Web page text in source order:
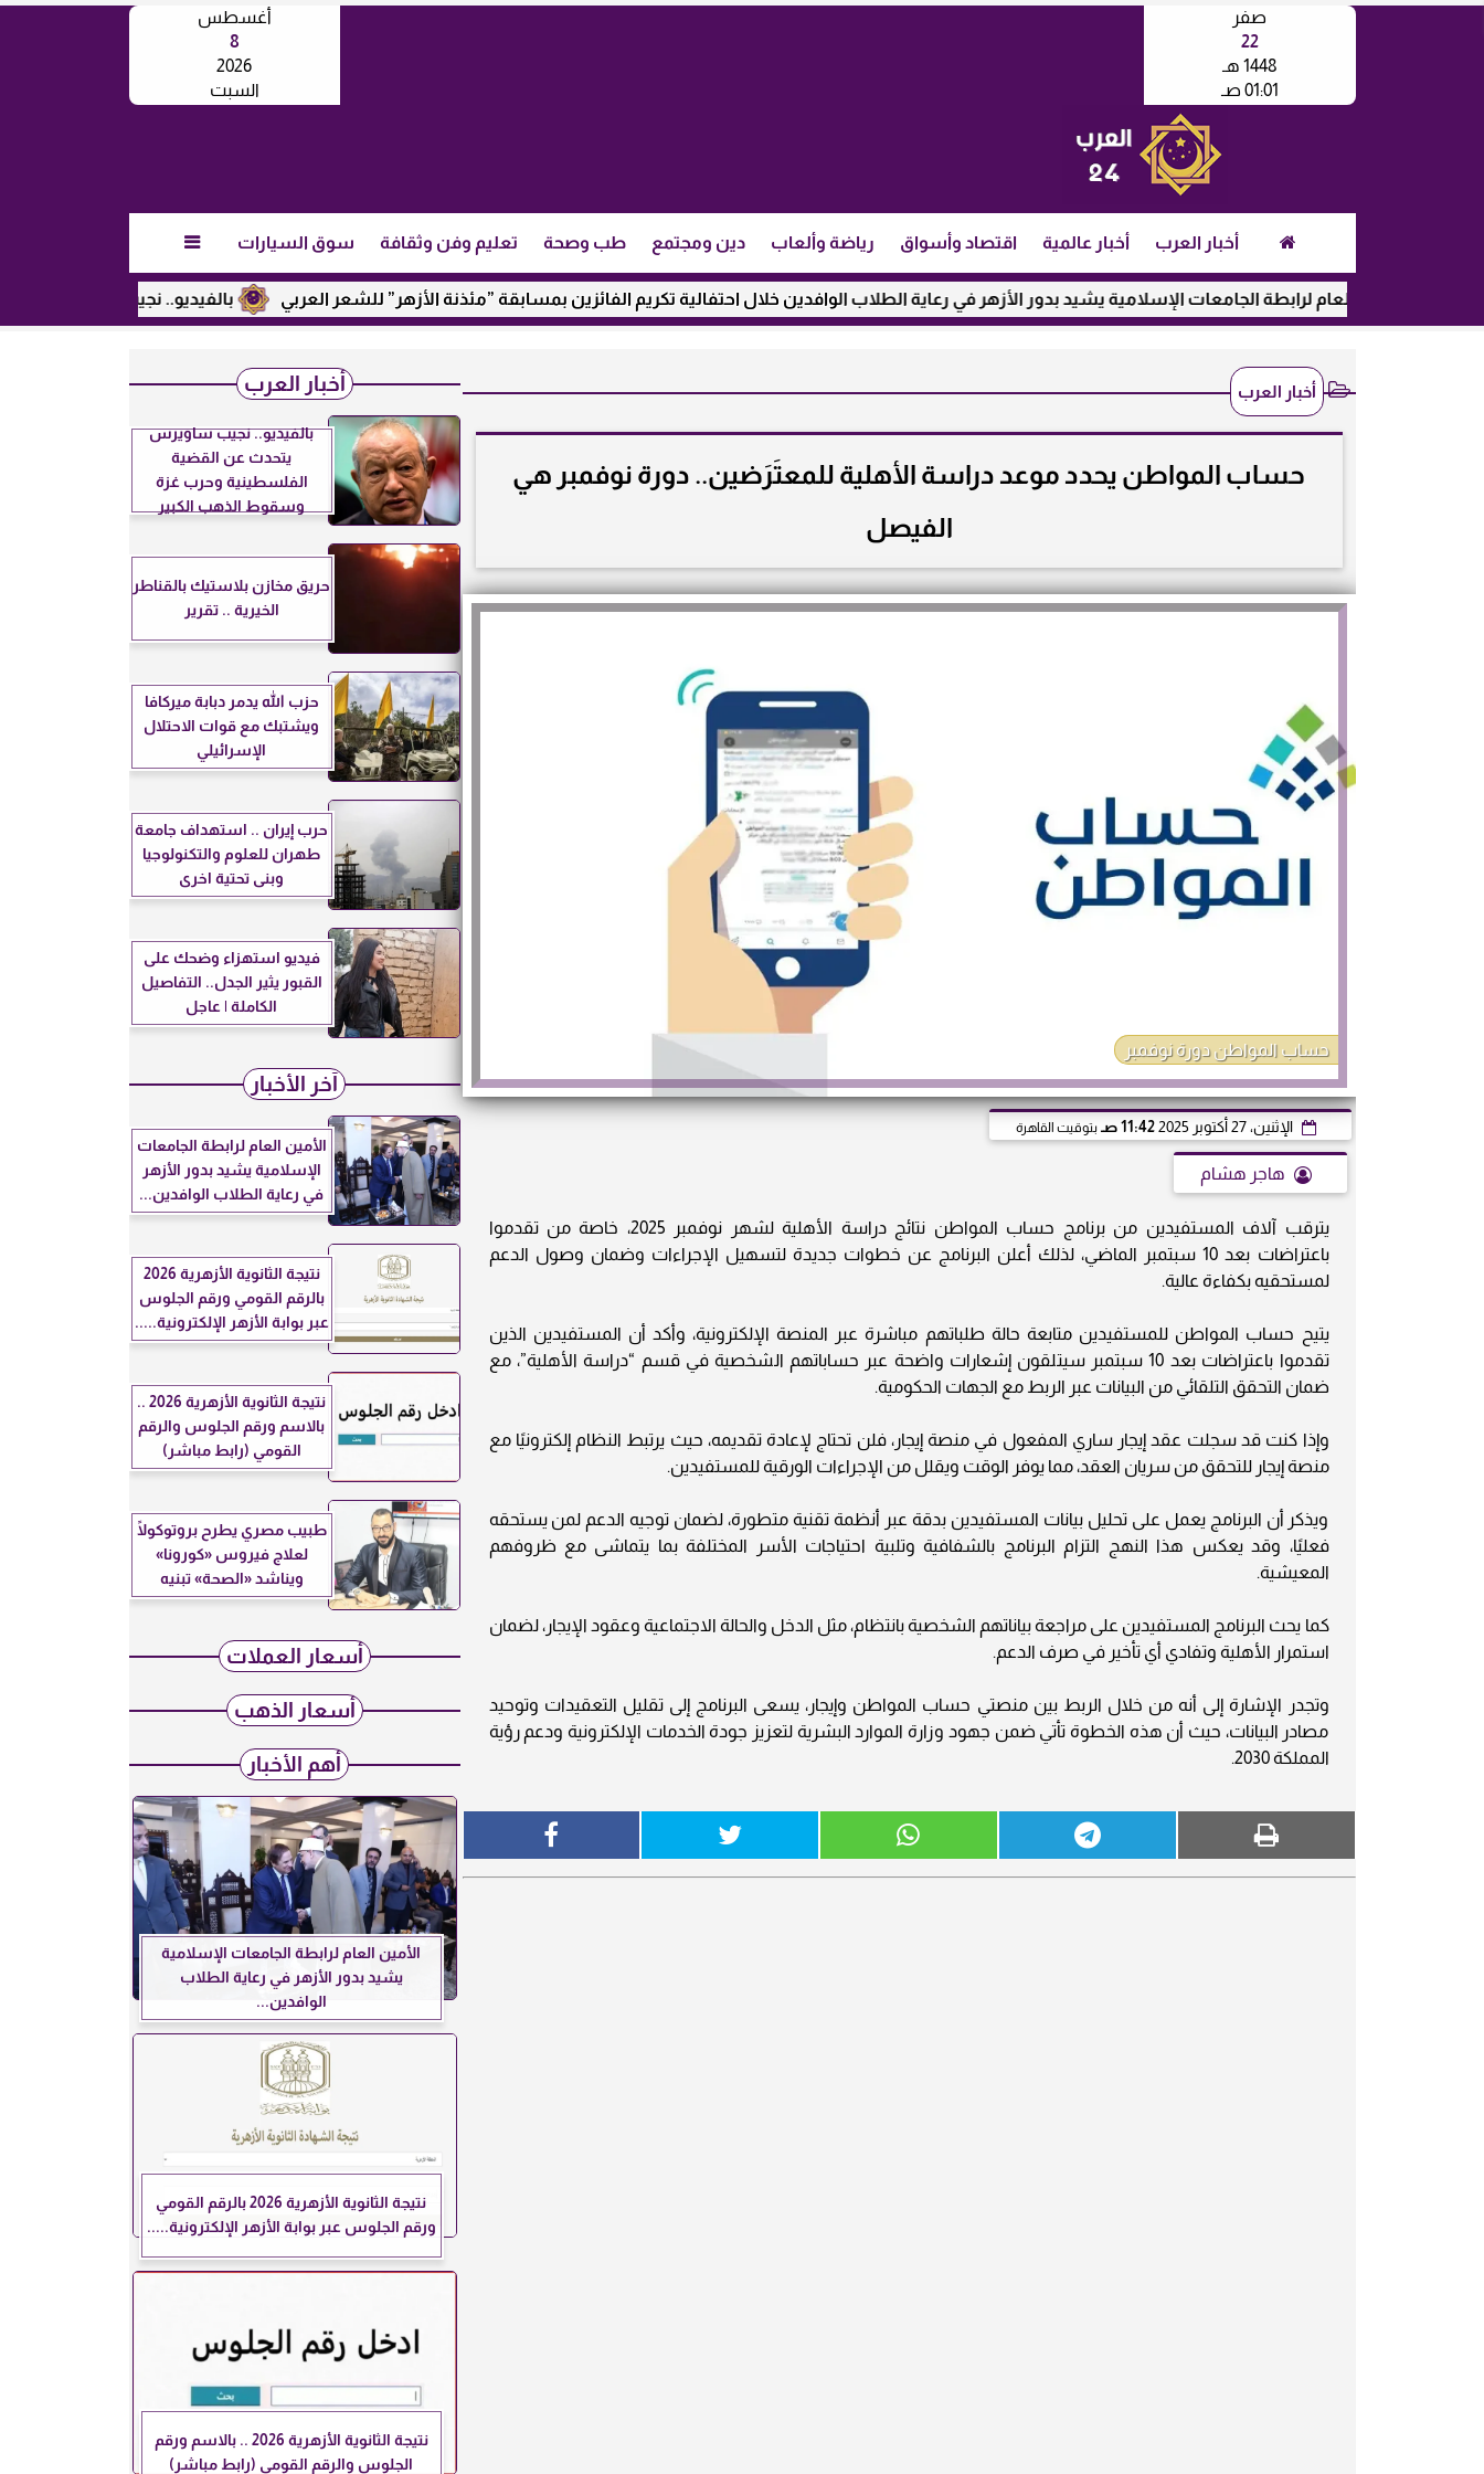
أغسطس
8
2026
السبت
صفر
22
1448 هـ
01:01 صـ
أخبار العرب أخبار عالمية اقتصاد وأسواق رياضة وألعاب دين ومجتمع طب وصحة تعليم وفن وثقافة سوق السيارات 
بالفيديو.. نجيب ساويرس يكشف عن الأمين العام لرابطة الجامعات الإسلامية يشيد بدور الأزهر في رعاية الطلاب الوافدين خلال احتفالية تكريم الفائزين بمسابقة ”مئذنة الأزهر” للشعر العربي
أخبار العرب
حساب المواطن يحدد موعد دراسة الأهلية للمعتَرَضين.. دورة نوفمبر هي
الفيصل
حساب المواطن دورة نوفمبر
الإثنين، 27 أكتوبر 2025 11:42 صـ بتوقيت القاهرة
هاجر هشام
يترقب آلاف المستفيدين من برنامج حساب المواطن نتائج دراسة الأهلية لشهر نوفمبر 2025، خاصة من تقدموا
باعتراضات بعد 10 سبتمبر الماضي، لذلك أعلن البرنامج عن خطوات جديدة لتسهيل الإجراءات وضمان وصول الدعم
لمستحقيه بكفاءة عالية.
يتيح حساب المواطن للمستفيدين متابعة حالة طلباتهم مباشرة عبر المنصة الإلكترونية، وأكد أن المستفيدين الذين
تقدموا باعتراضات بعد 10 سبتمبر سيتلقون إشعارات واضحة عبر حساباتهم الشخصية في قسم “دراسة الأهلية”، مع
ضمان التحقق التلقائي من البيانات عبر الربط مع الجهات الحكومية.
وإذا كنت قد سجلت عقد إيجار ساري المفعول في منصة إيجار، فلن تحتاج لإعادة تقديمه، حيث يرتبط النظام إلكترونيًا مع
منصة إيجار للتحقق من سريان العقد، مما يوفر الوقت ويقلل من الإجراءات الورقية للمستفيدين.
ويذكر أن البرنامج يعمل على تحليل بيانات المستفيدين بدقة عبر أنظمة تقنية متطورة، لضمان توجيه الدعم لمن يستحقه
فعليًا، وقد يعكس هذا النهج التزام البرنامج بالشفافية وتلبية احتياجات الأسر المختلفة بما يتماشى مع ظروفهم
المعيشية.
كما يحث البرنامج المستفيدين على مراجعة بياناتهم الشخصية بانتظام، مثل الدخل والحالة الاجتماعية وعقود الإيجار، لضمان
استمرار الأهلية وتفادي أي تأخير في صرف الدعم.
وتجدر الإشارة إلى أنه من خلال الربط بين منصتي حساب المواطن وإيجار، يسعى البرنامج إلى تقليل التعقيدات وتوحيد
مصادر البيانات، حيث أن هذه الخطوة تأتي ضمن جهود وزارة الموارد البشرية لتعزيز جودة الخدمات الإلكترونية ودعم رؤية
المملكة 2030.
أخبار العرب
بالفيديو.. نجيب ساويرس
يتحدث عن القضية
الفلسطينية وحرب غزة
وسقوط الذهب الكبير
حريق مخازن بلاستيك بالقناطر
الخيرية .. تقرير
حزب الله يدمر دبابة ميركافا
ويشتبك مع قوات الاحتلال
الإسرائيلي
حرب إيران .. استهداف جامعة
طهران للعلوم والتكنولوجيا
وبنى تحتية اخرى
فيديو استهزاء وضحك على
القبور يثير الجدل.. التفاصيل
الكاملة | عاجل
آخر الأخبار
الأمين العام لرابطة الجامعات
الإسلامية يشيد بدور الأزهر
في رعاية الطلاب الوافدين...
نتيجة الثانوية الأزهرية 2026
بالرقم القومي ورقم الجلوس
عبر بوابة الأزهر الإلكترونية.....
نتيجة الثانوية الأزهرية 2026 ..
بالاسم ورقم الجلوس والرقم
القومي (رابط مباشر)
طبيب مصري يطرح بروتوكولًا
لعلاج فيروس «كورونا»
ويناشد «الصحة» تبنيه
أسعار العملات
أسعار الذهب
أهم الأخبار
الأمين العام لرابطة الجامعات الإسلامية
يشيد بدور الأزهر في رعاية الطلاب
الوافدين...
نتيجة الثانوية الأزهرية 2026 بالرقم القومي
ورقم الجلوس عبر بوابة الأزهر الإلكترونية.....
نتيجة الثانوية الأزهرية 2026 .. بالاسم ورقم
الجلوس والرقم القومي (رابط مباشر)